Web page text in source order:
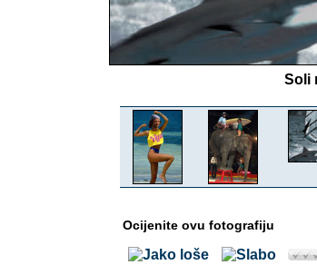
Soli
Ocijenite ovu fotografiju